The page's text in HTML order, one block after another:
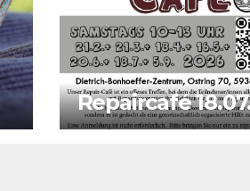
Repaircafé